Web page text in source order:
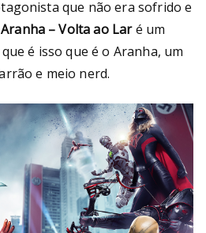
que não era sofrido e
– Volta ao Laré um
é isso que é o Aranha, um
e meio nerd.